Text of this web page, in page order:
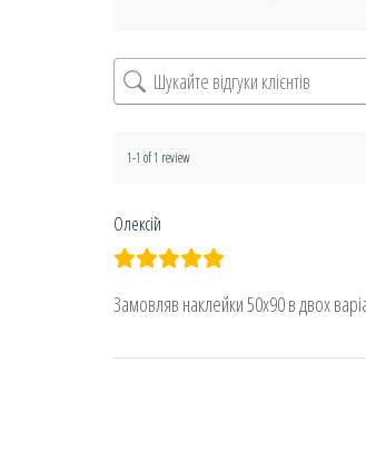
1-1 of 1 review
Олексій
Замовляв наклейки 50х90 в двох